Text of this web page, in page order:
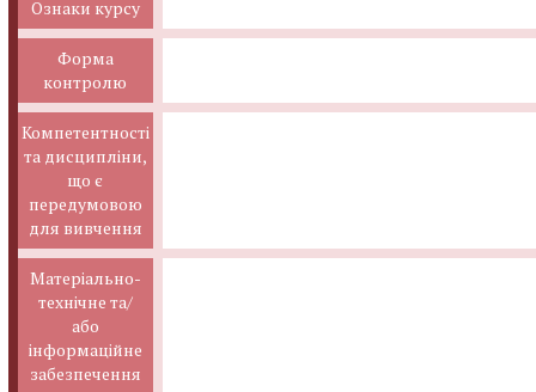
Ознаки курсу
Форма
контролю
Компетентності
та дисципліни,
що є
передумовою
для вивчення
Матеріально-
технічне та/
або
інформаційне
забезпечення